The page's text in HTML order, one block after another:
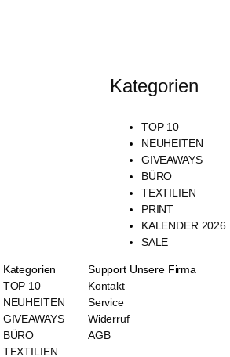
Kategorien
TOP 10
NEUHEITEN
GIVEAWAYS
BÜRO
TEXTILIEN
PRINT
KALENDER 2026
SALE
Kategorien
TOP 10
NEUHEITEN
GIVEAWAYS
BÜRO
TEXTILIEN
Support
Kontakt
Service
Widerruf
AGB
Unsere Firma